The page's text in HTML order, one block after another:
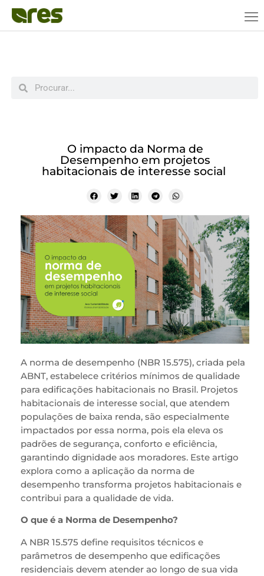
O impacto da Norma de
Desempenho em projetos
habitacionais de interesse social
A norma de desempenho (NBR 15.575), criada pela
ABNT, estabelece critérios mínimos de qualidade
para edificações habitacionais no Brasil. Projetos
habitacionais de interesse social, que atendem
populações de baixa renda, são especialmente
impactados por essa norma, pois ela eleva os
padrões de segurança, conforto e eficiência,
garantindo dignidade aos moradores. Este artigo
explora como a aplicação da norma de
desempenho transforma projetos habitacionais e
contribui para a qualidade de vida.
O que é a Norma de Desempenho?
A NBR 15.575 define requisitos técnicos e
parâmetros de desempenho que edificações
residenciais devem atender ao longo de sua vida